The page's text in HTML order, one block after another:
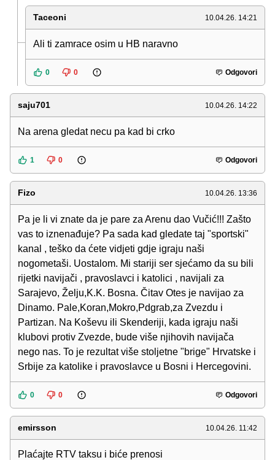
Taceoni 10.04.26. 14:21
Ali ti zamrace osim u HB naravno
0 0 Odgovori
saju701 10.04.26. 14:22
Na arena gledat necu pa kad bi crko
1 0 Odgovori
Fizo 10.04.26. 13:36
Pa je li vi znate da je pare za Arenu dao Vučić!!! Zašto
vas to iznenađuje? Pa sada kad gledate taj "sportski"
kanal , teško da ćete vidjeti gdje igraju naši
nogometaši. Uostalom. Mi stariji ser sjećamo da su bili
rijetki navijači , pravoslavci i katolici , navijali za
Sarajevo, Želju,K.K. Bosna. Čitav Otes je navijao za
Dinamo. Pale,Koran,Mokro,Pdgrab,za Zvezdu i
Partizan. Na Koševu ili Skenderiji, kada igraju naši
klubovi protiv Zvezde, bude više njihovih navijača
nego nas. To je rezultat više stoljetne "brige" Hrvatske i
Srbije za katolike i pravoslavce u Bosni i Hercegovini.
0 0 Odgovori
emirsson 10.04.26. 11:42
Plaćajte RTV taksu i biće prenosi